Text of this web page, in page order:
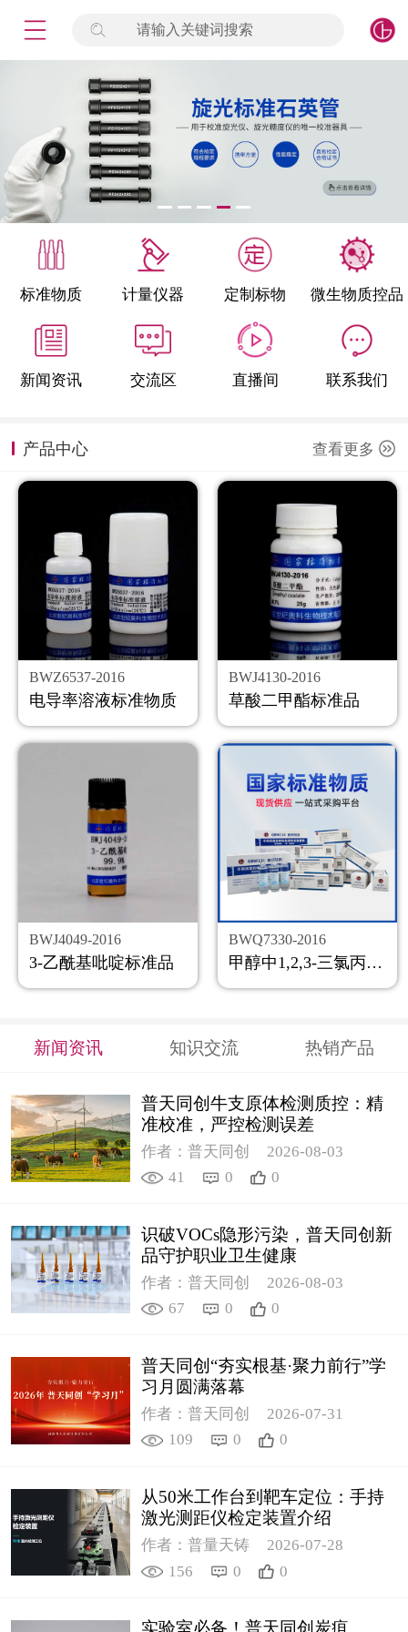
请输入关键词搜索
标准物质 计量仪器 定制标物 微生物质控品
新闻资讯 交流区 直播间 联系我们
产品中心 查看更多
BWZ6537-2016
电导率溶液标准物质
BWJ4130-2016
草酸二甲酯标准品
BWJ4049-2016
3-乙酰基吡啶标准品
BWQ7330-2016
甲醇中1,2,3-三氯丙烷溶液标准物质
新闻资讯 知识交流 热销产品
普天同创牛支原体检测质控：精
准校准，严控检测误差
作者：普天同创
2026-08-03
41
0 0
识破VOCs隐形污染，普天同创新
品守护职业卫生健康
作者：普天同创
2026-08-03
67
0 0
普天同创“夯实根基·聚力前行”学
习月圆满落幕
作者：普天同创
2026-07-31
109
0 0
从50米工作台到靶车定位：手持
激光测距仪检定装置介绍
作者：普量天铸
2026-07-28
156
0 0
签到
标准物质
产品专项
微生物检测/质控品
定制标物
定制仪器
新闻资讯
公司主页
购物车
会员中心
联系我们
返回主页